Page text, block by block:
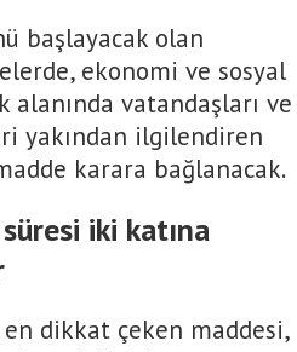
başlayacak olan
ekonomi ve sosyal
alanında vatandaşları ve
yakından ilgilendiren
karara bağlanacak.
iki katına
dikkat çeken maddesi,